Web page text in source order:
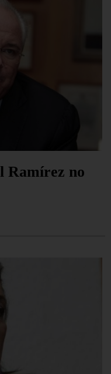
Ramírez no